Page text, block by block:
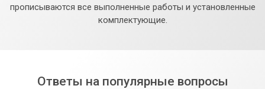
прописываются все выполненные работы и установленные
комплектующие.
Ответы на популярные вопросы